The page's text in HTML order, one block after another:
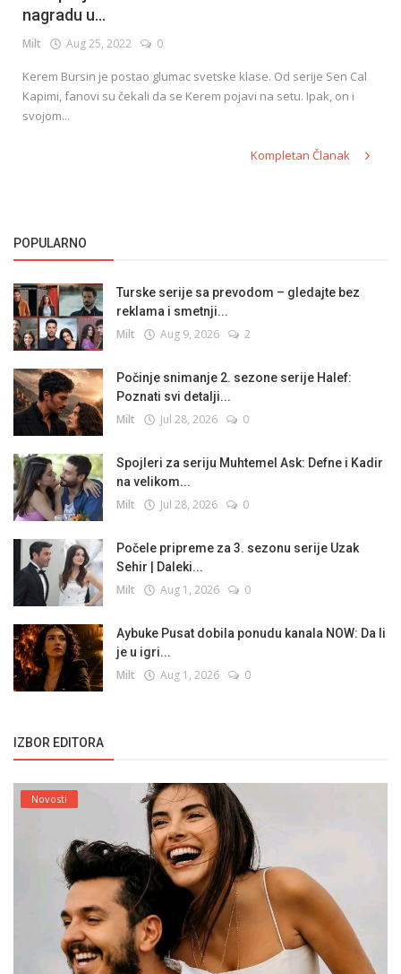
nagradu u...
Milt Aug 25, 2022 0
Kerem Bursin je postao glumac svetske klase. Od serije Sen Cal
Kapimi, fanovi su čekali da se Kerem pojavi na setu. Ipak, on i
svojom...
Kompletan Članak
POPULARNO
Turske serije sa prevodom – gledajte bez
reklama i smetnji...
Milt Aug 9, 2026 2
Počinje snimanje 2. sezone serije Halef:
Poznati svi detalji...
Milt Jul 28, 2026 0
Spojleri za seriju Muhtemel Ask: Defne i Kadir
na velikom...
Milt Jul 28, 2026 0
Počele pripreme za 3. sezonu serije Uzak
Sehir | Daleki...
Milt Aug 1, 2026 0
Aybuke Pusat dobila ponudu kanala NOW: Da li
je u igri...
Milt Aug 1, 2026 0
IZBOR EDITORA
Novosti